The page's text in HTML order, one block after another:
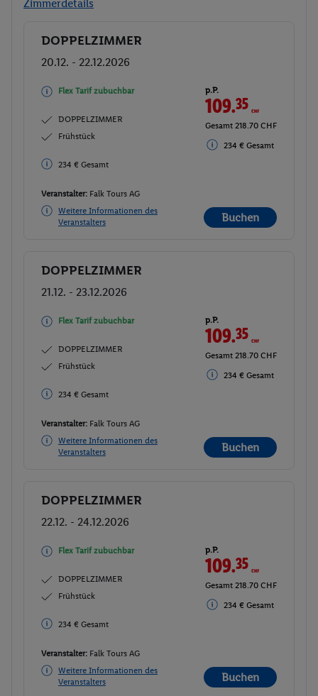
Zimmerdetails
Buchen
DOPPELZIMMER
20.12. - 22.12.2026
Flex Tarif zubuchbar
DOPPELZIMMER
Frühstück
234 € Gesamt
p.P.
109.35CHF
Gesamt 218.70 CHF
234 € Gesamt
Veranstalter: Falk Tours AG
Weitere Informationen des
Veranstalters
Buchen
Buchen
DOPPELZIMMER
21.12. - 23.12.2026
Flex Tarif zubuchbar
DOPPELZIMMER
Frühstück
234 € Gesamt
p.P.
109.35CHF
Gesamt 218.70 CHF
234 € Gesamt
Veranstalter: Falk Tours AG
Weitere Informationen des
Veranstalters
Buchen
Buchen
DOPPELZIMMER
22.12. - 24.12.2026
Flex Tarif zubuchbar
DOPPELZIMMER
Frühstück
234 € Gesamt
p.P.
109.35CHF
Gesamt 218.70 CHF
234 € Gesamt
Veranstalter: Falk Tours AG
Weitere Informationen des
Veranstalters
Buchen